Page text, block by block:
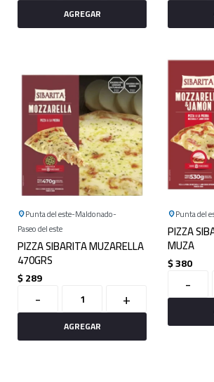
Punta del este Maldonado
Paseo del este
PIZZA SIBARITA MUZARELLA
470GRS
$289
- +
Punta del
PIZZA
MUZA
$380
-